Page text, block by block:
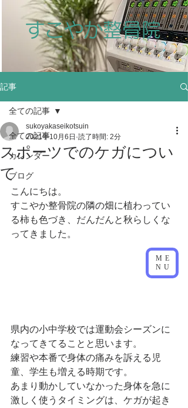
すこやか整骨院
ME
NU
記事
全ての記事
カレンダー
ブログ
全ての記事
スポーツでのケガについ
て
sukoyakaseikotsuin
2021年10月6日 読了時間: 2分
こんにちは。
すこやか整骨院の隣の畑に植わってい
る柿も色づき、だんだんと秋らしくな
ってきました。
県内の小中学校では運動会シーズンに
なってきてることと思います。
練習や本番で身体の痛みを訴える児
童、学生も増える時期です。
あまり動かしていなかった身体を急に
激しく使うタイミングは、ケガが起き